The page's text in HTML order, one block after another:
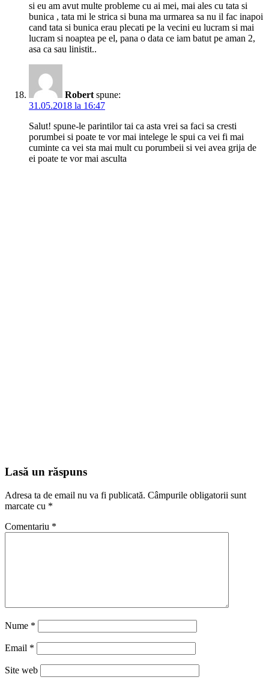
si eu am avut multe probleme cu ai mei, mai ales cu tata si
bunica , tata mi le strica si buna ma urmarea sa nu il fac inapoi
cand tata si bunica erau plecati pe la vecini eu lucram si mai
lucram si noaptea pe el, pana o data ce iam batut pe aman 2,
asa ca sau linistit..
Robert spune:
31.05.2018 la 16:47
Salut! spune-le parintilor tai ca asta vrei sa faci sa cresti
porumbei si poate te vor mai intelege le spui ca vei fi mai
cuminte ca vei sta mai mult cu porumbeii si vei avea grija de
ei poate te vor mai asculta
Lasă un răspuns
Adresa ta de email nu va fi publicată. Câmpurile obligatorii sunt
marcate cu *
Comentariu *
Nume *
Email *
Site web